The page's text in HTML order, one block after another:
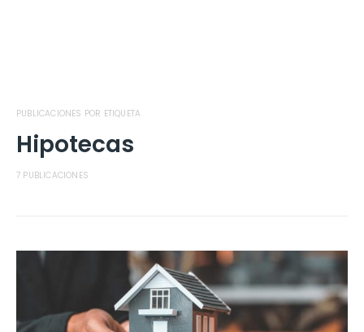
PUBLICACIONES POR ETIQUETA
Hipotecas
7 PUBLICACIONES